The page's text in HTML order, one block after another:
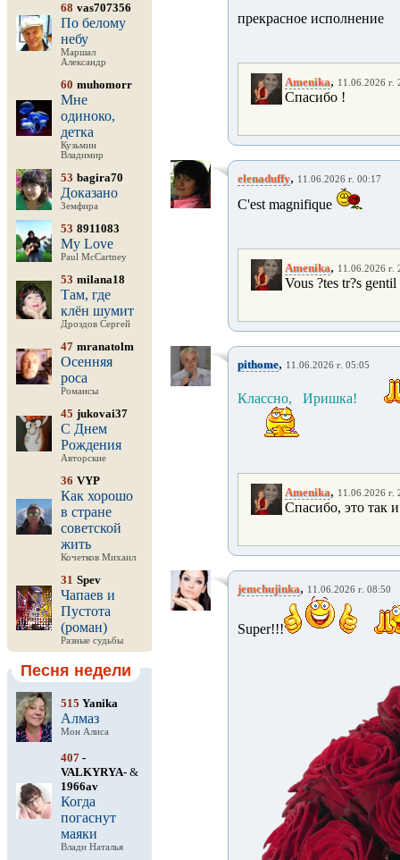
68 vas707356
По белому
небу
Маршал
Александр
60 muhomorr
Мне
одиноко,
детка
Кузьмин
Владимир
53 bagira70
Доказано
Земфира
53 8911083
My Love
Paul McCartney
53 milana18
Там, где
клён шумит
Дроздов Сергей
47 mranatolm
Осенняя
роса
Романсы
45 jukovai37
С Днем
Рождения
Авторские
36 VYP
Как хорошо
в стране
советской
жить
Кочетков Михаил
31 Spev
Чапаев и
Пустота
(роман)
Разные судьбы
Песня недели
515 Yanika
Алмаз
Мон Алиса
407 -
VALKYRYA- &
1966av
Когда
погаснут
маяки
Влади Наталья
прекрасное исполнение
Amenika, 11.06.2026 г.
Спасибо !
elenaduffy, 11.06.2026 г. 00:17
C'est magnifique
Amenika, 11.06.2026 г.
Vous ?tes tr?s
pithome, 11.06.2026 г. 05:05
Классно, Иришка!
Amenika, 11.06.2026 г.
Спасибо, это так
jemchujinka, 11.06.2026 г. 08:50
Super!!!